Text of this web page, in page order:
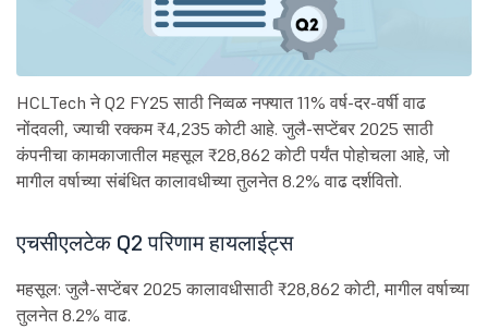
HCLTech ने Q2 FY25 साठी निव्वळ नफ्यात 11% वर्ष-दर-वर्षी वाढ
नोंदवली, ज्याची रक्कम ₹4,235 कोटी आहे. जुलै-सप्टेंबर 2025 साठी
कंपनीचा कामकाजातील महसूल ₹28,862 कोटी पर्यंत पोहोचला आहे, जो
मागील वर्षाच्या संबंधित कालावधीच्या तुलनेत 8.2% वाढ दर्शवितो.
एचसीएलटेक Q2 परिणाम हायलाईट्स
महसूल: जुलै-सप्टेंबर 2025 कालावधीसाठी ₹28,862 कोटी, मागील वर्षाच्या
तुलनेत 8.2% वाढ.